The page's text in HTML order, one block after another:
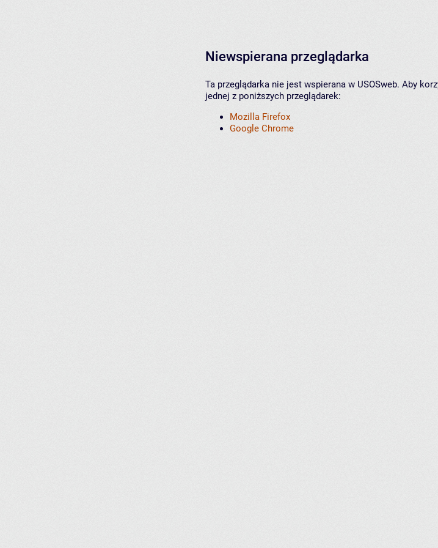
Niewspierana przeglądarka
Ta przeglądarka nie jest wspierana w USOSweb. Aby
jednej z poniższych przeglądarek:
Mozilla Firefox
Google Chrome